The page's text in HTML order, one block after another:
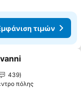
τιμών
στα αγαπημένα
439
πόλης